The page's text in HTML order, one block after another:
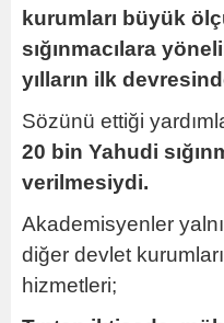
kurumları büyük
sığınmacılara
yılların ilk
Sözünü ettiği
20 bin Yahudi
verilmesiydi.
Akademisyenler
diğer devlet
hizmetleri;